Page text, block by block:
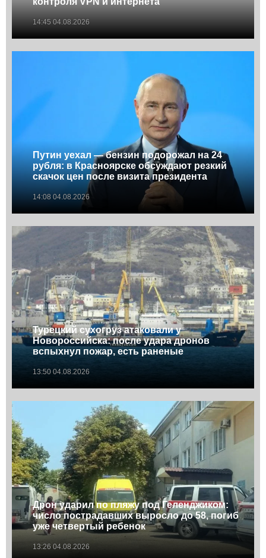
14:45 04.08.2026
Путин уехал — бензин подорожал на 24
рубля: в Красноярске обсуждают резкий
скачок цен после визита президента
14:08 04.08.2026
Турецкий сухогруз атаковали у
Новороссийска: после удара дронов
вспыхнул пожар, есть раненые
13:50 04.08.2026
Дрон ударил по пляжу под Геленджиком:
число пострадавших выросло до 58, погиб
уже четвертый ребенок
13:26 04.08.2026